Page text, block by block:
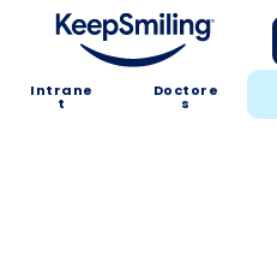
Intrane
t
Doctore
s